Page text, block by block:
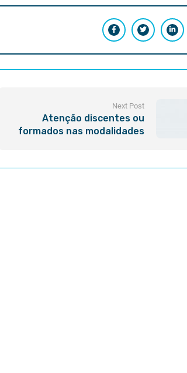
Next Post
Atenção discentes ou
formados nas modalidades